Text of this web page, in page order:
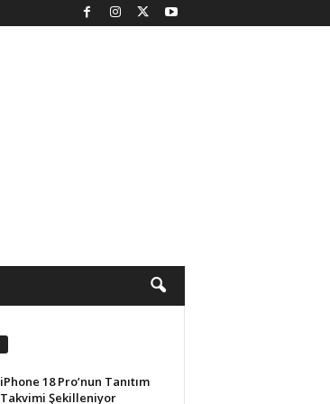
iPhone 18 Pro’nun Tanıtım
Takvimi Şekilleniyor